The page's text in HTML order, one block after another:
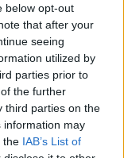
below opt-out
that after your
seeing
utilized by
parties prior to
the further
third parties on the
information may
the IAB’s List of
σήμερα στο
Μαχητές από
δυο
ενώ από
ομάδα με τις
Κοψιδάς
η όποια
τώρα πάει…